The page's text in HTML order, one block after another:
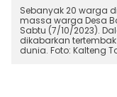
Sebanyak 20 warga
massa warga Desa
Sabtu (7/10/2023).
dikabarkan
dunia. Foto: Kalteng